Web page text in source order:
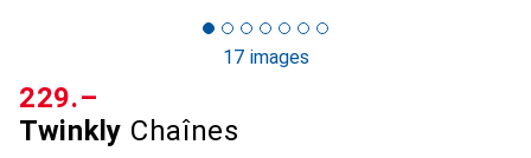
17 images
Twinkly Chaînes
CHF
229.–